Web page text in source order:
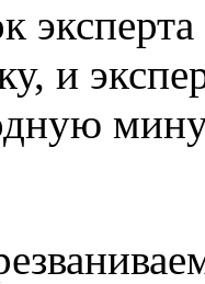
эксперта
и